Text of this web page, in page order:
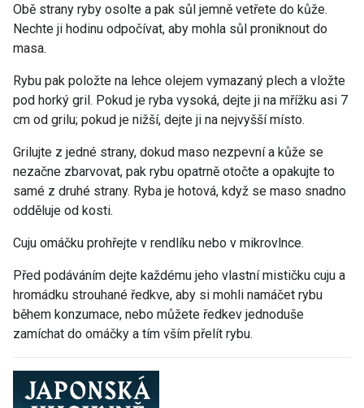
Obě strany ryby osolte a pak sůl jemně vetřete do kůže.
Nechte ji hodinu odpočívat, aby mohla sůl proniknout do
masa.
Rybu pak položte na lehce olejem vymazaný plech a vložte
pod horký gril. Pokud je ryba vysoká, dejte ji na mřížku asi 7
cm od grilu; pokud je nižší, dejte ji na nejvyšší místo.
Grilujte z jedné strany, dokud maso nezpevní a kůže se
nezačne zbarvovat, pak rybu opatrně otočte a opakujte to
samé z druhé strany. Ryba je hotová, když se maso snadno
odděluje od kosti.
Cuju omáčku prohřejte v rendlíku nebo v mikrovlnce.
Před podáváním dejte každému jeho vlastní mističku cuju a
hromádku strouhané ředkve, aby si mohli namáčet rybu
během konzumace, nebo můžete ředkev jednoduše
zamíchat do omáčky a tím vším přelít rybu.